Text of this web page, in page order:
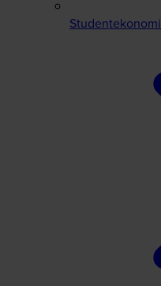
Studentekonomi